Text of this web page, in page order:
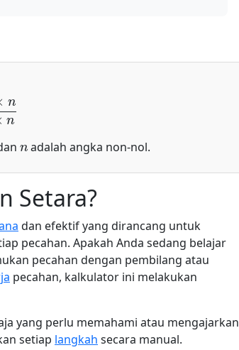
×n
adalah angka non-nol.
Setara?
dan efektif yang dirancang untuk
pecahan. Apakah Anda sedang belajar
pecahan dengan pembilang atau
pecahan, kalkulator ini melakukan
yang perlu memahami atau mengajarkan
setiap langkah secara manual.